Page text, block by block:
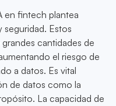
en fintech plantea
seguridad. Estos
cantidades de
el riesgo de
a datos. Es vital
de datos como la
La capacidad de